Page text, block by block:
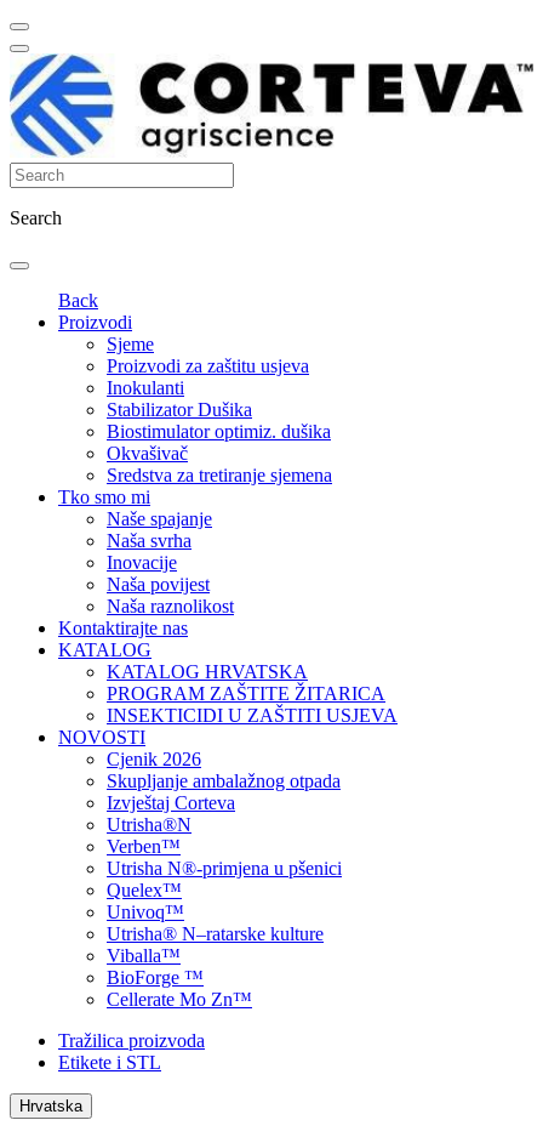
Search
Back
Proizvodi
Sjeme
Proizvodi za zaštitu usjeva
Inokulanti
Stabilizator Dušika
Biostimulator optimiz. dušika
Okvašivač
Sredstva za tretiranje sjemena
Tko smo mi
Naše spajanje
Naša svrha
Inovacije
Naša povijest
Naša raznolikost
Kontaktirajte nas
KATALOG
KATALOG HRVATSKA
PROGRAM ZAŠTITE ŽITARICA
INSEKTICIDI U ZAŠTITI USJEVA
NOVOSTI
Cjenik 2026
Skupljanje ambalažnog otpada
Izvještaj Corteva
Utrisha®N
Verben™
Utrisha N®-primjena u pšenici
Quelex™
Univoq™
Utrisha® N–ratarske kulture
Viballa™
BioForge ™
Cellerate Mo Zn™
Tražilica proizvoda
Etikete i STL
Hrvatska